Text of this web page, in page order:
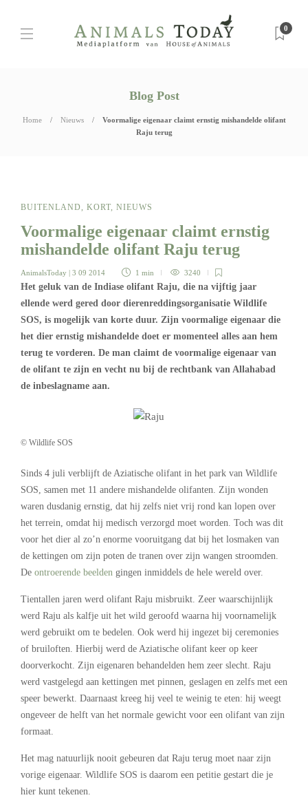
0
Blog Post
Home Nieuws
Voormalige eigenaar claimt ernstig mishandelde olifant
Raju terug
BUITENLAND, KORT, NIEUWS
Voormalige eigenaar claimt ernstig
mishandelde olifant Raju terug
AnimalsToday | 3 09 2014 1 min 3240
Het geluk van de Indiase olifant Raju, die na vijftig jaar
ellende werd gered door dierenreddingsorganisatie Wildlife
SOS, is mogelijk van korte duur. Zijn voormalige eigenaar die
het dier ernstig mishandelde doet er momenteel alles aan hem
terug te vorderen. De man claimt de voormalige eigenaar van
de olifant te zijn en vecht nu bij de rechtbank van Allahabad
de inbeslagname aan.
© Wildlife SOS
Sinds 4 juli verblijft de Aziatische olifant in het park van Wildlife
SOS, samen met 11 andere mishandelde olifanten. Zijn wonden
waren dusdanig ernstig, dat hij zelfs niet vrij rond kan lopen over
het terrein, omdat hij medisch verzorgd moet worden. Toch was dit
voor het dier al zo’n enorme vooruitgang dat bij het losmaken van
de kettingen om zijn poten de tranen over zijn wangen stroomden.
De ontroerende beelden gingen inmiddels de hele wereld over.
Tientallen jaren werd olifant Raju misbruikt. Zeer waarschijnlijk
werd Raju als kalfje uit het wild geroofd waarna hij voornamelijk
werd gebruikt om te bedelen. Ook werd hij ingezet bij ceremonies
of bruiloften. Hierbij werd de Aziatische olifant keer op keer
doorverkocht. Zijn eigenaren behandelden hem zeer slecht. Raju
werd vastgelegd aan kettingen met pinnen, geslagen en zelfs met een
speer bewerkt. Daarnaast kreeg hij veel te weinig te eten: hij weegt
ongeveer de helft van het normale gewicht voor een olifant van zijn
formaat.
Het mag natuurlijk nooit gebeuren dat Raju terug moet naar zijn
vorige eigenaar. Wildlife SOS is daarom een petitie gestart die je
hier kunt tekenen.